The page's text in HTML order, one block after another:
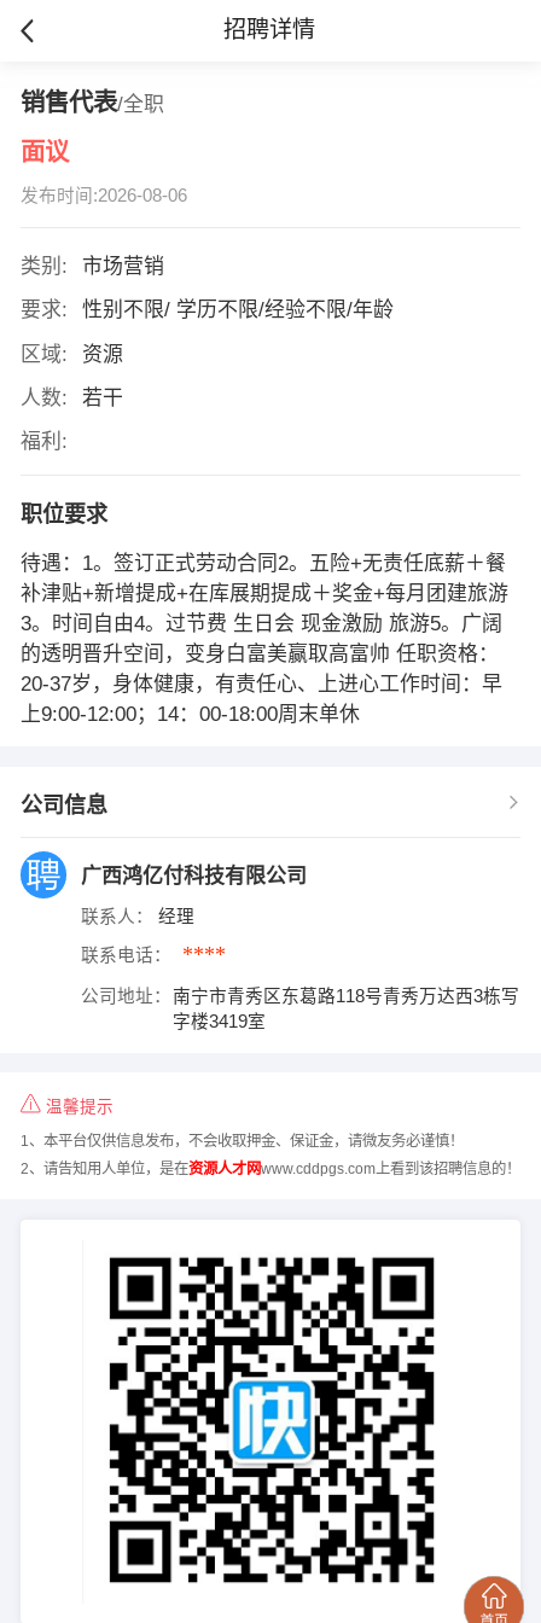
招聘详情
销售代表/全职
面议
发布时间:2026-08-06
类别:
市场营销
要求:
性别不限/ 学历不限/经验不限/年龄
区域:
资源
人数:
若干
福利:
职位要求
待遇：1。签订正式劳动合同2。五险+无责任底薪＋餐
补津贴+新增提成+在库展期提成＋奖金+每月团建旅游
3。时间自由4。过节费 生日会 现金激励 旅游5。广阔
的透明晋升空间，变身白富美赢取高富帅 任职资格：
20-37岁，身体健康，有责任心、上进心工作时间：早
上9:00-12:00；14：00-18:00周末单休
公司信息
广西鸿亿付科技有限公司
联系人： 经理
联系电话： ****
公司地址：
南宁市青秀区东葛路118号青秀万达西3栋写
字楼3419室
温馨提示
1、本平台仅供信息发布，不会收取押金、保证金，请微友务必谨慎！
2、请告知用人单位，是在资源人才网www.cddpgs.com上看到该招聘信息的！